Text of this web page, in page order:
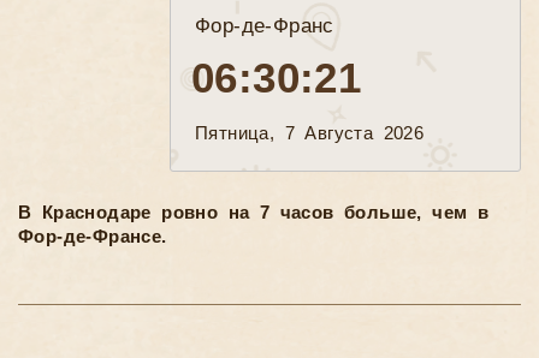
Фор-де-Франс
06:30:23
Пятница, 7 Августа 2026
В Краснодаре ровно на 7 часов больше, чем в
Фор-де-Франсе.